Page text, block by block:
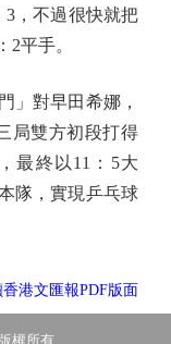
，不過很快就把
2平手。
對早田希娜，
局雙方初段打得
最終以11：5大
隊，實現乒乓球
香港文匯報PDF版面
權所有